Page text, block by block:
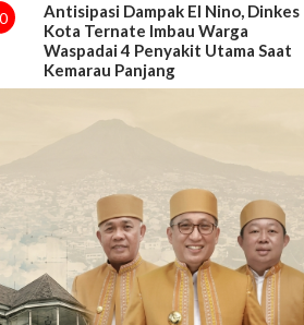
Antisipasi Dampak El Nino, Dinkes
Kota Ternate Imbau Warga
Waspadai 4 Penyakit Utama Saat
Kemarau Panjang